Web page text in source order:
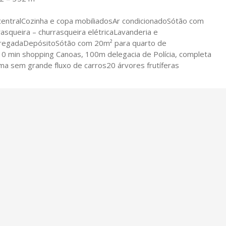
e copa mobiliadosAr condicionadoSótão com
– churrasqueira elétricaLavanderia e
com 20m² para quarto de
shopping Canoas, 100m delegacia de Polícia, completa
sem grande fluxo de carros20 árvores frutíferas